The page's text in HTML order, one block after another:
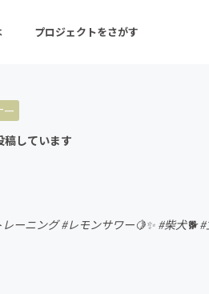
プロジェクトをさがす
クト 募集終了が近いプロジェ
フード・飲食店
しています
ーニング #レモンサワー🍋✨ #柴犬🐕